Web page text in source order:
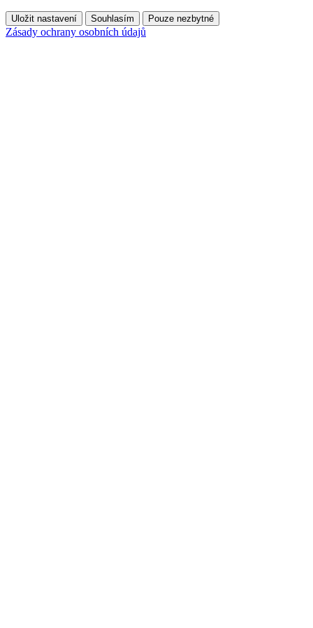
Uložit nastavení Souhlasím Pouze nezbytné
Zásady ochrany osobních údajů